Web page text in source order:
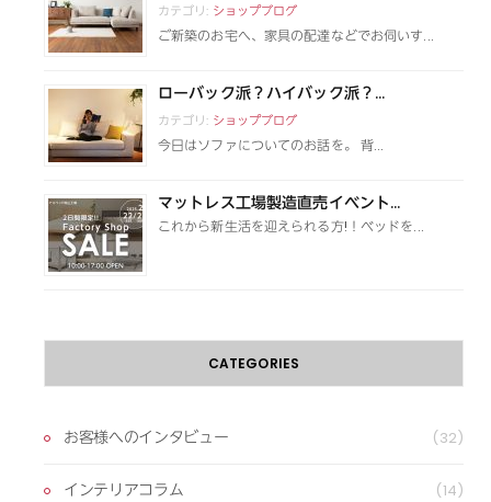
カテゴリ: ショップブログ
ご新築のお宅へ、家具の配達などでお伺いす...
ローバック派？ハイバック派？...
カテゴリ: ショップブログ
今日はソファについてのお話を。 背...
マットレス工場製造直売イベント...
これから新生活を迎えられる方!！ベッドを...
CATEGORIES
お客様へのインタビュー (32)
インテリアコラム (14)